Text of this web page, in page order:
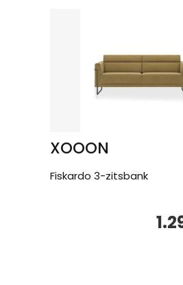
XOOON
Fiskardo 3-zitsbank